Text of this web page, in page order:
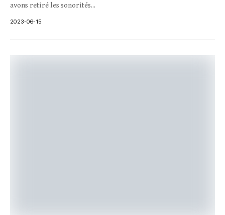
avons retiré les sonorités...
2023-06-15